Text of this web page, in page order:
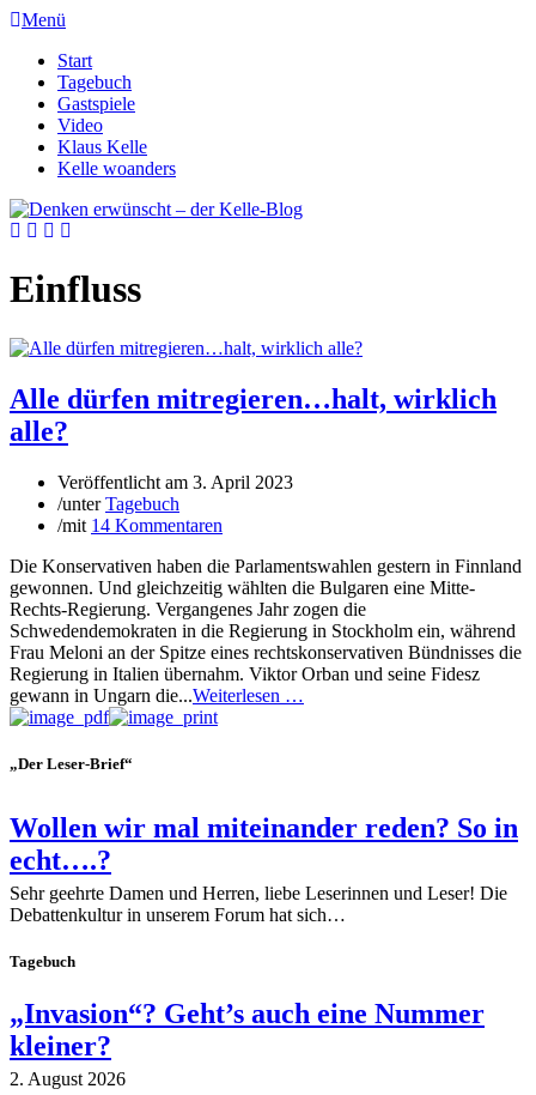
Menü
Start
Tagebuch
Gastspiele
Video
Klaus Kelle
Kelle woanders
Einfluss
Alle dürfen mitregieren…halt, wirklich
alle?
Veröffentlicht am 3. April 2023
/unterTagebuch
/mit 14 Kommentaren
Die Konservativen haben die Parlamentswahlen gestern in Finnland
gewonnen. Und gleichzeitig wählten die Bulgaren eine Mitte-
Rechts-Regierung. Vergangenes Jahr zogen die
Schwedendemokraten in die Regierung in Stockholm ein, während
Frau Meloni an der Spitze eines rechtskonservativen Bündnisses die
Regierung in Italien übernahm. Viktor Orban und seine Fidesz
gewann in Ungarn die...Weiterlesen …
„Der Leser-Brief“
Wollen wir mal miteinander reden? So in
echt….?
Sehr geehrte Damen und Herren, liebe Leserinnen und Leser! Die
Debattenkultur in unserem Forum hat sich…
Tagebuch
„Invasion“? Geht’s auch eine Nummer
kleiner?
2. August 2026